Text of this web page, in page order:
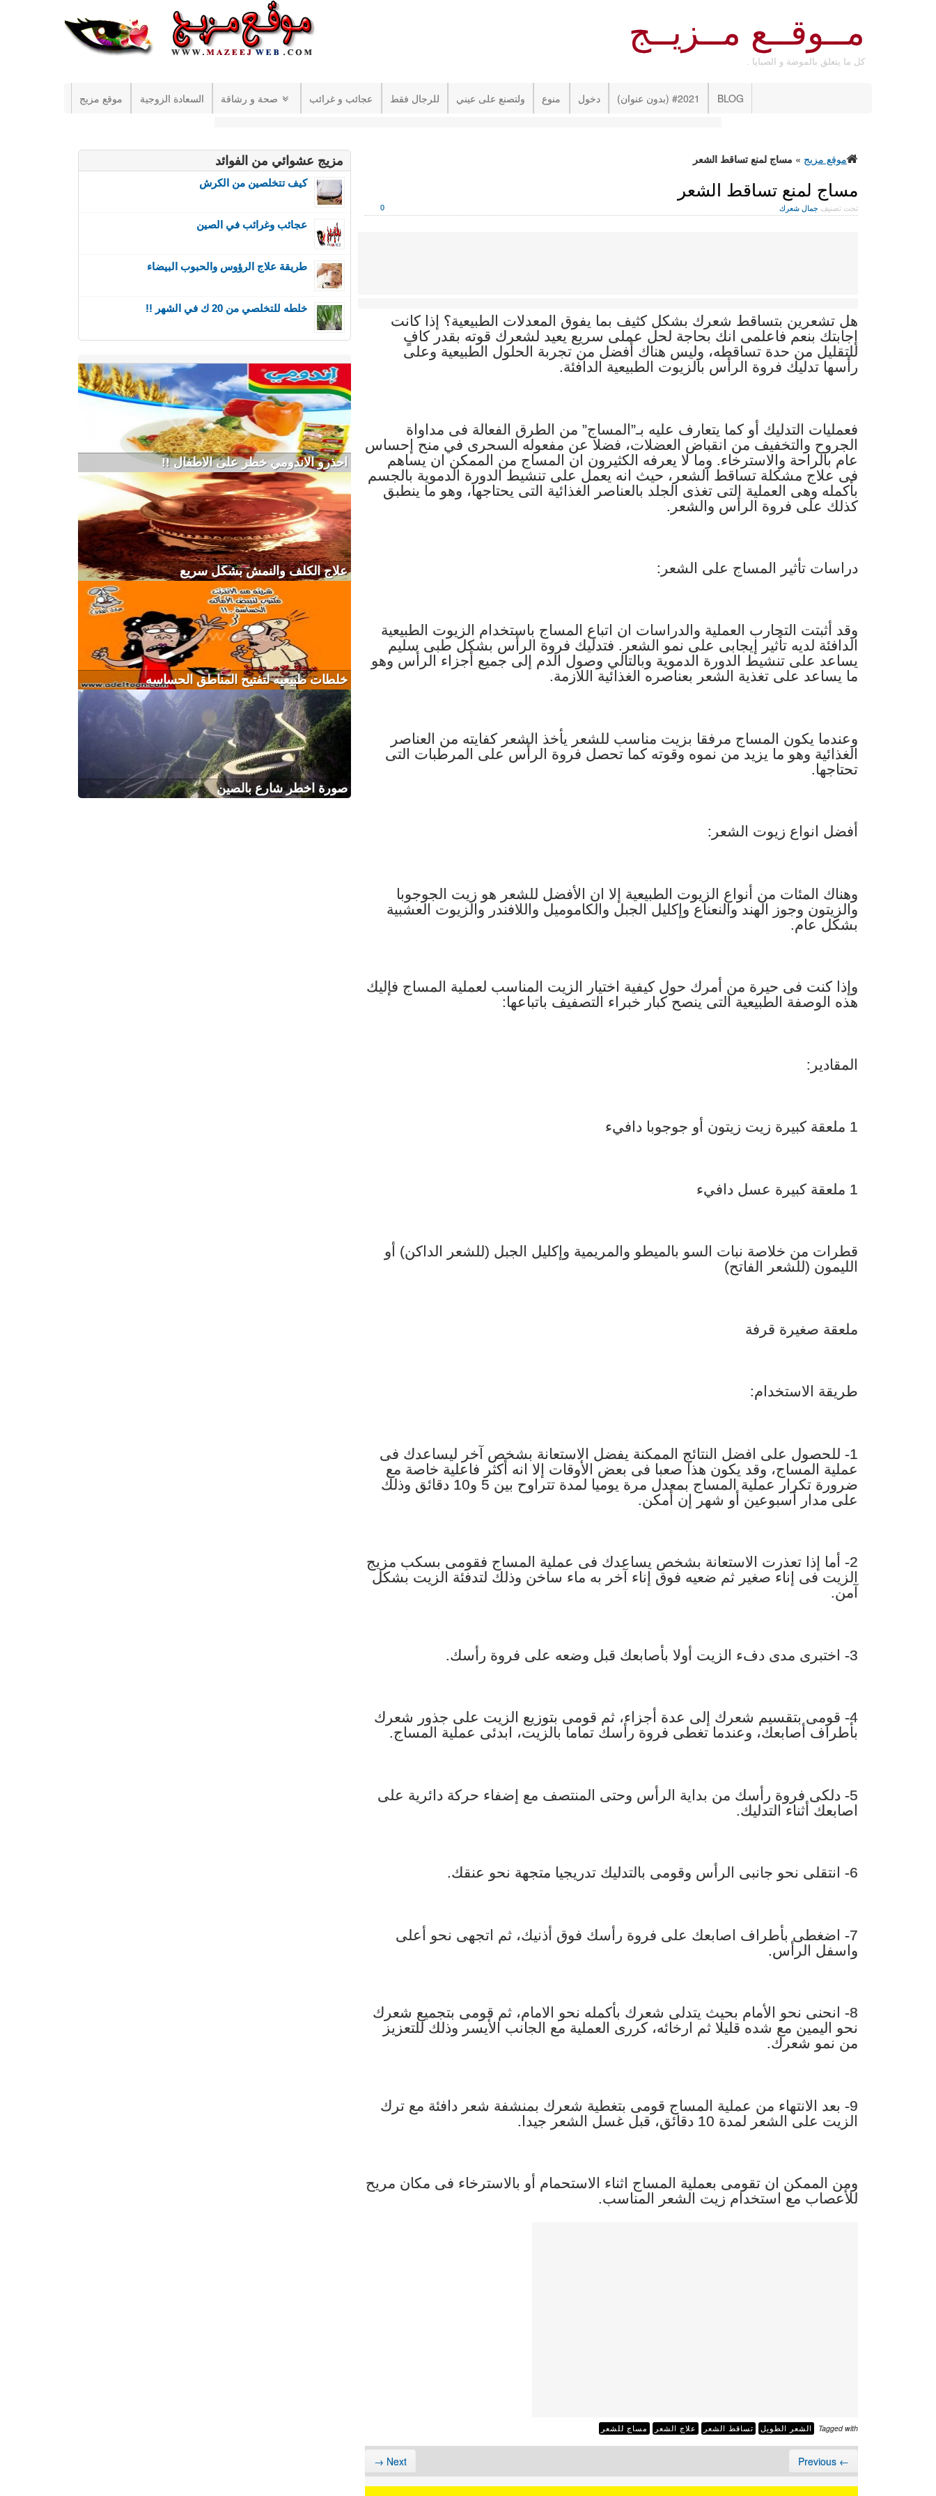
مــوقــع مــزيــج
كل ما يتعلق بالموضة و الصبايا .
موقع مزيج السعادة الزوجية صحة و رشاقة عجائب و غرائب للرجال فقط ولتصنع على عيني منوع دخول #2021 (بدون عنوان) BLOG
موقع مزيج » مساج لمنع تساقط الشعر
مساج لمنع تساقط الشعر
تحت تصنيف جمال شعرك 0
هل تشعرين بتساقط شعرك بشكل كثيف بما يفوق المعدلات الطبيعية؟ إذا كانت
إجابتك بنعم فاعلمى انك بحاجة لحل عملى سريع يعيد لشعرك قوته بقدر كافٍ
للتقليل من حدة تساقطه، وليس هناك أفضل من تجربة الحلول الطبيعية وعلى
رأسها تدليك فروة الرأس بالزيوت الطبيعية الدافئة.
فعمليات التدليك أو كما يتعارف عليه بـ”المساج” من الطرق الفعالة فى مداواة
الجروح والتخفيف من انقباض العضلات، فضلا عن مفعوله السحرى في منح إحساس
عام بالراحة والاسترخاء. وما لا يعرفه الكثيرون ان المساج من الممكن ان يساهم
فى علاج مشكلة تساقط الشعر، حيث انه يعمل على تنشيط الدورة الدموية بالجسم
بأكمله وهى العملية التى تغذى الجلد بالعناصر الغذائية التى يحتاجها، وهو ما ينطبق
كذلك على فروة الرأس والشعر.
دراسات تأثير المساج على الشعر:
وقد أثبتت التجارب العملية والدراسات ان اتباع المساج باستخدام الزيوت الطبيعية
الدافئة لديه تأثير إيجابى على نمو الشعر. فتدليك فروة الرأس بشكل طبى سليم
يساعد على تنشيط الدورة الدموية وبالتالي وصول الدم إلى جميع أجزاء الرأس وهو
ما يساعد على تغذية الشعر بعناصره الغذائية اللازمة.
وعندما يكون المساج مرفقا بزيت مناسب للشعر يأخذ الشعر كفايته من العناصر
الغذائية وهو ما يزيد من نموه وقوته كما تحصل فروة الرأس على المرطبات التى
تحتاجها.
أفضل انواع زيوت الشعر:
وهناك المئات من أنواع الزيوت الطبيعية إلا ان الأفضل للشعر هو زيت الجوجوبا
والزيتون وجوز الهند والنعناع وإكليل الجبل والكاموميل واللافندر والزيوت العشبية
بشكل عام.
وإذا كنت فى حيرة من أمرك حول كيفية اختيار الزيت المناسب لعملية المساج فإليك
هذه الوصفة الطبيعية التى ينصح كبار خبراء التصفيف باتباعها:
المقادير:
1 ملعقة كبيرة زيت زيتون أو جوجوبا دافيء
1 ملعقة كبيرة عسل دافيء
قطرات من خلاصة نبات السو بالميطو والمريمية وإكليل الجبل (للشعر الداكن) أو
الليمون (للشعر الفاتح)
ملعقة صغيرة قرفة
طريقة الاستخدام:
1- للحصول على افضل النتائج الممكنة يفضل الاستعانة بشخص آخر ليساعدك فى
عملية المساج، وقد يكون هذا صعبا فى بعض الأوقات إلا انه أكثر فاعلية خاصة مع
ضرورة تكرار عملية المساج بمعدل مرة يوميا لمدة تتراوح بين 5 و10 دقائق وذلك
على مدار أسبوعين أو شهر إن أمكن.
2- أما إذا تعذرت الاستعانة بشخص يساعدك فى عملية المساج فقومى بسكب مزيج
الزيت فى إناء صغير ثم ضعيه فوق إناء آخر به ماء ساخن وذلك لتدفئة الزيت بشكل
آمن.
3- اختبرى مدى دفء الزيت أولا بأصابعك قبل وضعه على فروة رأسك.
4- قومى بتقسيم شعرك إلى عدة أجزاء، ثم قومى بتوزيع الزيت على جذور شعرك
بأطراف أصابعك، وعندما تغطى فروة رأسك تماما بالزيت، ابدئى عملية المساج.
5- دلكى فروة رأسك من بداية الرأس وحتى المنتصف مع إضفاء حركة دائرية على
اصابعك أثناء التدليك.
6- انتقلى نحو جانبى الرأس وقومى بالتدليك تدريجيا متجهة نحو عنقك.
7- اضغطى بأطراف اصابعك على فروة رأسك فوق أذنيك، ثم اتجهى نحو أعلى
واسفل الرأس.
8- انحنى نحو الأمام بحيث يتدلى شعرك بأكمله نحو الامام، ثم قومى بتجميع شعرك
نحو اليمين مع شده قليلا ثم ارخائه، كررى العملية مع الجانب الأيسر وذلك للتعزيز
من نمو شعرك.
9- بعد الانتهاء من عملية المساج قومى بتغطية شعرك بمنشفة شعر دافئة مع ترك
الزيت على الشعر لمدة 10 دقائق، قبل غسل الشعر جيدا.
ومن الممكن ان تقومى بعملية المساج اثناء الاستحمام أو بالاسترخاء فى مكان مريح
للأعصاب مع استخدام زيت الشعر المناسب.
Tagged with الشعر الطويل تساقط الشعر علاج الشعر مساج للشعر
← Previous
Next →
مزيج عشوائي من الفوائد
كيف تتخلصين من الكرش
عجائب وغرائب في الصين
طريقة علاج الرؤوس والحبوب البيضاء
خلطه للتخلصي من 20 ك في الشهر !!
احذرو الاندومي خطر على الاطفال !!
علاج الكلف والنمش بشكل سريع
خلطات طبيعيه لتفتيح المناطق الحساسه
صورة اخطر شارع بالصين